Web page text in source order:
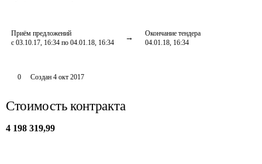
Приём предложений
с 03.10.17, 16:34 по 04.01.18, 16:34
Окончание тендера
04.01.18, 16:34
0 Создан 4 окт 2017
Стоимость контракта
4 198 319,99